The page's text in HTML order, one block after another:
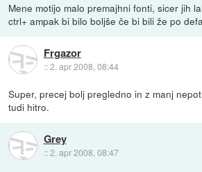
Mene motijo malo premajhni fonti, sicer jih
ctrl+ ampak bi bilo boljše če bi bili že po
Frgazor
::2. apr 2008, 08:44
Super, precej bolj pregledno in z manj
tudi hitro.
Grey
::2. apr 2008, 08:47